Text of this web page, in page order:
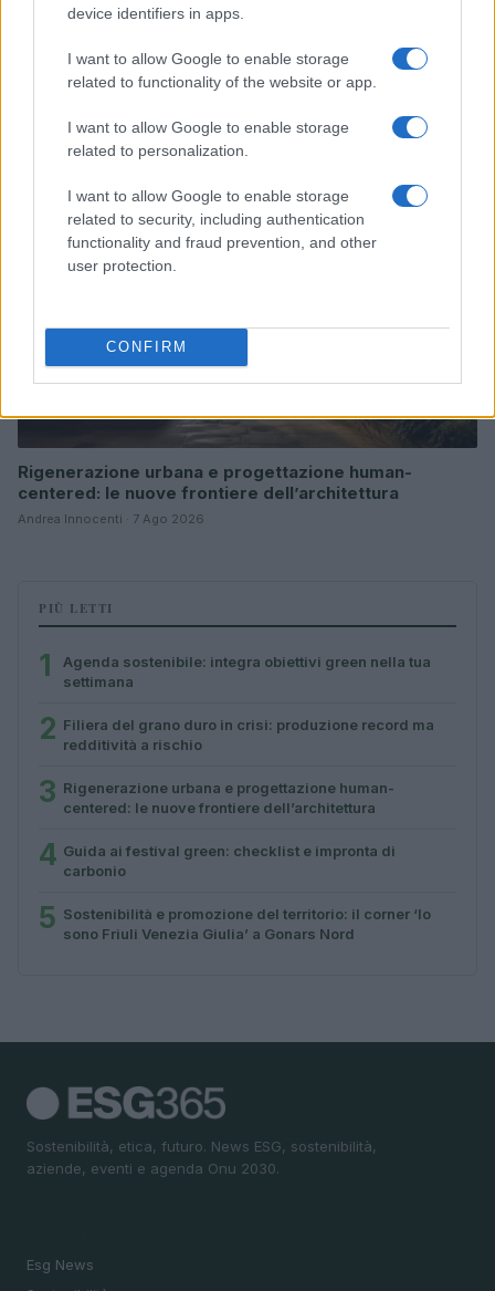
device identifiers in apps.
I want to allow Google to enable storage
related to functionality of the website or app.
I want to allow Google to enable storage
related to personalization.
I want to allow Google to enable storage
related to security, including authentication
functionality and fraud prevention, and other
user protection.
CONFIRM
Filiera del grano duro in crisi: produzione record ma
redditività a rischio
SOSTENIBILITÀ
Rigenerazione urbana e progettazione human-
centered: le nuove frontiere dell’architettura
Andrea Innocenti · 7 Ago 2026
PIÙ LETTI
1
Agenda sostenibile: integra obiettivi green nella tua
settimana
2 Filiera del grano duro in crisi: produzione record ma
redditività a rischio
3 Rigenerazione urbana e progettazione human-
centered: le nuove frontiere dell’architettura
4 Guida ai festival green: checklist e impronta di
carbonio
5 Sostenibilità e promozione del territorio: il corner ‘Io
sono Friuli Venezia Giulia’ a Gonars Nord
Sostenibilità, etica, futuro. News ESG, sostenibilità,
aziende, eventi e agenda Onu 2030.
Esg News